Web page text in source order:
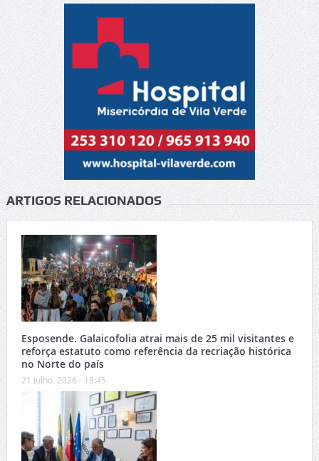
ARTIGOS RELACIONADOS
Esposende. Galaicofolia atrai mais de 25 mil visitantes e
reforça estatuto como referência da recriação histórica
no Norte do país
21 Julho, 2026 - 18:45